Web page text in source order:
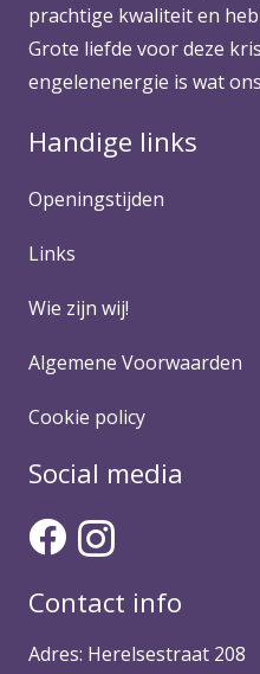
prachtige kwaliteit en
Grote liefde voor deze
engelenenergie is wat
Handige links
Openingstijden
Links
Wie zijn wij!
Algemene Voorwaarden
Cookie policy
Social media
Contact info
Adres: Herelsestraat 208